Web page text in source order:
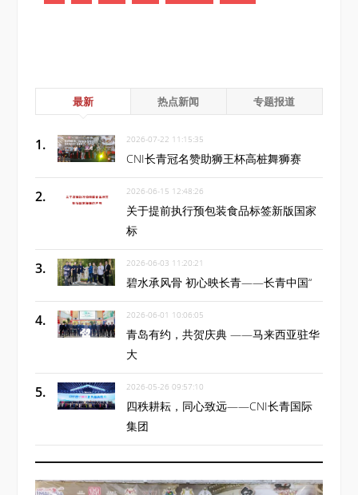
最新 热点新闻 专题报道
2026-07-22 11:15:35
CNI长青冠名赞助狮王杯高桩舞狮赛
2026-06-15 12:48:26
关于提前执行预包装食品标签新版国家
标
2026-06-03 11:20:21
碧水承风骨 初心映长青——长青中国“
2026-06-01 10:06:05
青岛有约，共贺庆典 ——马来西亚驻华
大
2026-05-26 09:57:10
四秩耕耘，同心致远——CNI长青国际
集团